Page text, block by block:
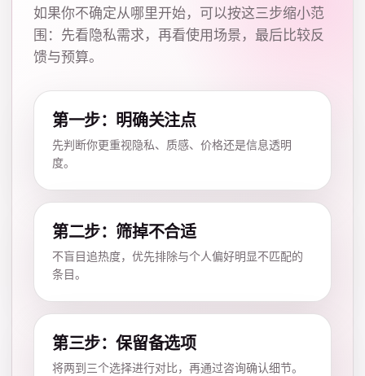
如果你不确定从哪里开始，可以按这三步缩小范
围：先看隐私需求，再看使用场景，最后比较反
馈与预算。
第一步：明确关注点
先判断你更重视隐私、质感、价格还是信息透明
度。
第二步：筛掉不合适
不盲目追热度，优先排除与个人偏好明显不匹配的
条目。
第三步：保留备选项
将两到三个选择进行对比，再通过咨询确认细节。